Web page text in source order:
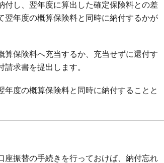
付し、翌年度に算出した確定保険料との差
翌年度の概算保険料と同時に納付するかが
算保険料へ充当するか、充当せずに還付す
求書を提出します。
年度の概算保険料と同時に納付することと
座振替の手続きを行っておけば、納付忘れ